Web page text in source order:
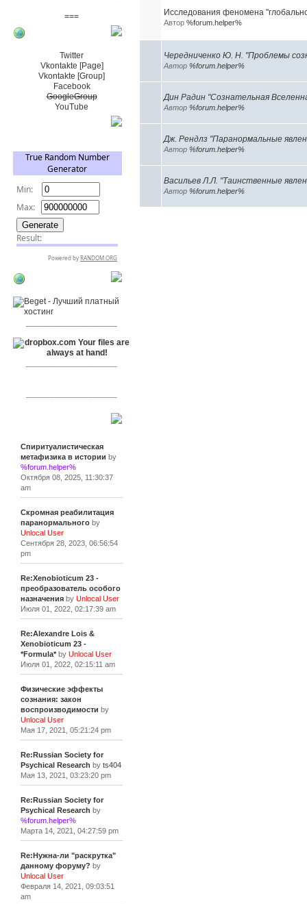
===
Twitter
Vkontakte [Page]
Vkontakte [Group]
Facebook
GoogleGroup
YouTube
с:
Спиритуалистическая
метафизика в истории by
%forum.helper%
Октября 08, 2025, 11:30:37
am
Скромная реабилитация
паранормальногоby
Unlocal User
Сентября 28, 2023, 06:56:54
pm
Re:Xenobioticum 23 -
преобразователь особого
назначенияby Unlocal User
Июля 01, 2022, 02:17:39 am
Re:Alexandre Lois &
Xenobioticum 23 -
*Formula*by Unlocal User
Июля 01, 2022, 02:15:11 am
Физические эффекты
сознания: закон
воспроизводимости by
Unlocal User
Мая 17, 2021, 05:21:24 pm
Re:Russian Society for
Psychical Research by ts404
Мая 13, 2021, 03:23:20 pm
Re:Russian Society for
Psychical Research by
%forum.helper%
Марта 14, 2021, 04:27:59 pm
Re:Нужна-ли "раскрутка"
данному форуму? by
Unlocal User
Февраля 14, 2021, 09:03:51
am
Исследования феномена
Автор %forum.helper%
Чередниченко Ю. Н. "Проблемы
Автор %forum.helper%
Дин Радин "Сознательная
Автор %forum.helper%
Дж. Рендлз "Паранормальные
Автор %forum.helper%
Васильев Л.Л. "Таинственные
Автор %forum.helper%